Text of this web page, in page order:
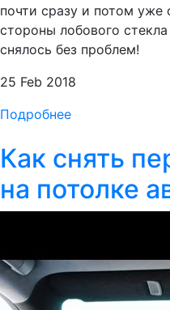
почти сразу и потом уже
стороны лобового стекла
снялось без проблем!
25 Feb 2018
Подробнее
Как снять
на потолке